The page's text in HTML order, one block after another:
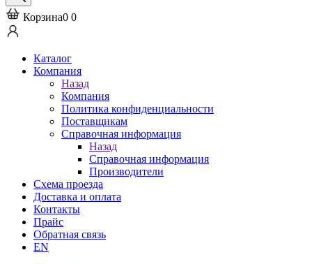
Корзина0 0
Каталог
Компания
Назад
Компания
Политика конфиденциальности
Поставщикам
Справочная информация
Назад
Справочная информация
Производители
Схема проезда
Доставка и оплата
Контакты
Прайс
Обратная связь
EN